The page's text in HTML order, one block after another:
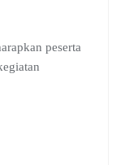
peserta